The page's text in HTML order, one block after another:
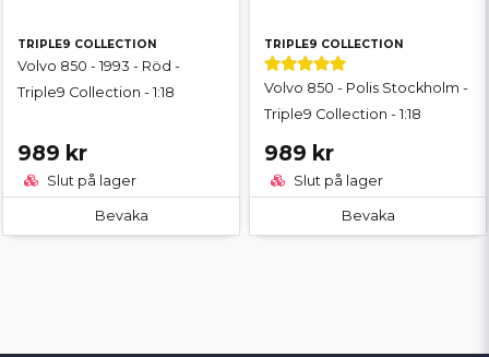
TRIPLE9 COLLECTION
Volvo 850 - 1993 - Röd -
Triple9 Collection - 1:18
989 kr
Slut på lager
Bevaka
TRIPLE9 COLLECTION
Volvo 850 - Polis Stockholm -
Triple9 Collection - 1:18
989 kr
Slut på lager
Bevaka